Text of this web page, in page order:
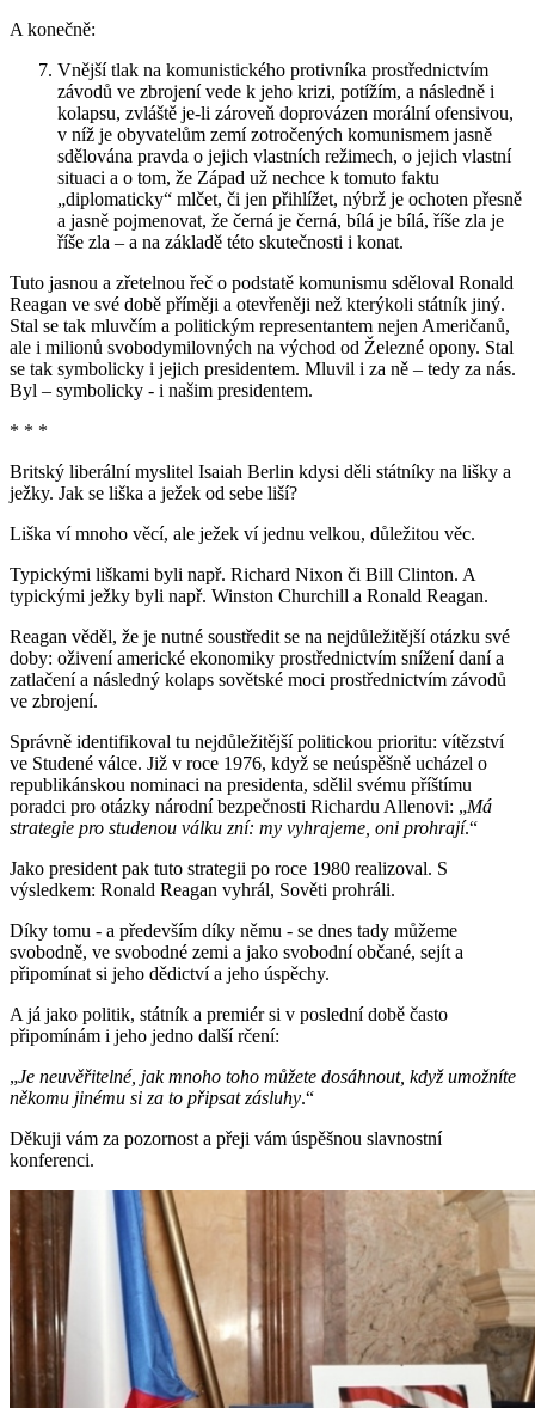
A konečně:
Vnější tlak na komunistického protivníka prostřednictvím
závodů ve zbrojení vede k jeho krizi, potížím, a následně i
kolapsu, zvláště je-li zároveň doprovázen morální ofensivou,
v níž je obyvatelům zemí zotročených komunismem jasně
sdělována pravda o jejich vlastních režimech, o jejich vlastní
situaci a o tom, že Západ už nechce k tomuto faktu
„diplomaticky“ mlčet, či jen přihlížet, nýbrž je ochoten přesně
a jasně pojmenovat, že černá je černá, bílá je bílá, říše zla je
říše zla – a na základě této skutečnosti i konat.
Tuto jasnou a zřetelnou řeč o podstatě komunismu sděloval Ronald
Reagan ve své době příměji a otevřeněji než kterýkoli státník jiný.
Stal se tak mluvčím a politickým representantem nejen Američanů,
ale i milionů svobodymilovných na východ od Železné opony. Stal
se tak symbolicky i jejich presidentem. Mluvil i za ně – tedy za nás.
Byl – symbolicky - i našim presidentem.
* * *
Britský liberální myslitel Isaiah Berlin kdysi děli státníky na lišky a
ježky. Jak se liška a ježek od sebe liší?
Liška ví mnoho věcí, ale ježek ví jednu velkou, důležitou věc.
Typickými liškami byli např. Richard Nixon či Bill Clinton. A
typickými ježky byli např. Winston Churchill a Ronald Reagan.
Reagan věděl, že je nutné soustředit se na nejdůležitější otázku své
doby: oživení americké ekonomiky prostřednictvím snížení daní a
zatlačení a následný kolaps sovětské moci prostřednictvím závodů
ve zbrojení.
Správně identifikoval tu nejdůležitější politickou prioritu: vítězství
ve Studené válce. Již v roce 1976, když se neúspěšně ucházel o
republikánskou nominaci na presidenta, sdělil svému příštímu
poradci pro otázky národní bezpečnosti Richardu Allenovi: „Má
strategie pro studenou válku zní: my vyhrajeme, oni prohrají.“
Jako president pak tuto strategii po roce 1980 realizoval. S
výsledkem: Ronald Reagan vyhrál, Sověti prohráli.
Díky tomu - a především díky němu - se dnes tady můžeme
svobodně, ve svobodné zemi a jako svobodní občané, sejít a
připomínat si jeho dědictví a jeho úspěchy.
A já jako politik, státník a premiér si v poslední době často
připomínám i jeho jedno další rčení:
„Je neuvěřitelné, jak mnoho toho můžete dosáhnout, když umožníte
někomu jinému si za to připsat zásluhy.“
Děkuji vám za pozornost a přeji vám úspěšnou slavnostní
konferenci.